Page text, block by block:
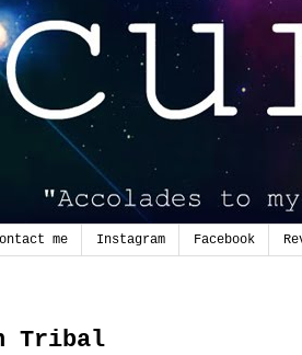
me Instagram Facebook
Tribal